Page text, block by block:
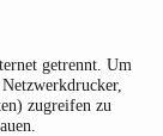
getrennt. Um
zugreifen zu